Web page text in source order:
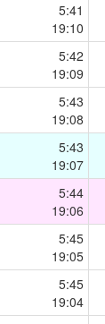
5:41
19:10
5:42
19:09
5:43
19:08
5:43
19:07
5:44
19:06
5:45
19:05
5:45
19:04